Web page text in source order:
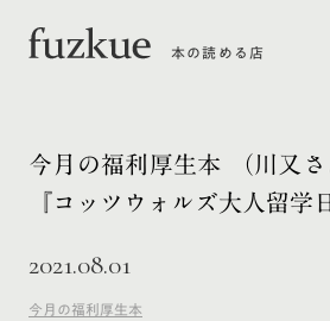
本の読める店
今月の福利厚生本 （川又
『コッツウォルズ大人留学
2021.08.01
今月の福利厚生本